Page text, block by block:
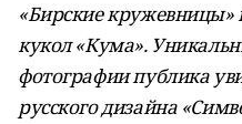
«Бирские кружевницы»
кукол «Кума».
фотографии публика
русского дизайна